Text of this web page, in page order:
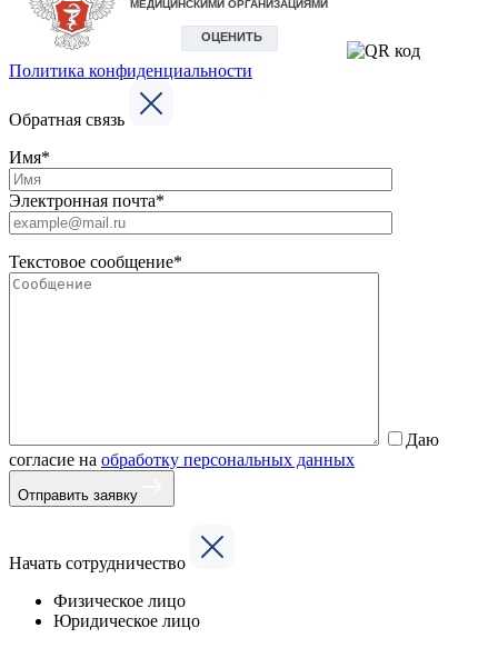
Политика конфиденциальности
Обратная связь
Имя*
Электронная почта*
Текстовое сообщение*
Даю
согласие на обработку персональных данных
Отправить заявку
Начать сотрудничество
Физическое лицо
Юридическое лицо